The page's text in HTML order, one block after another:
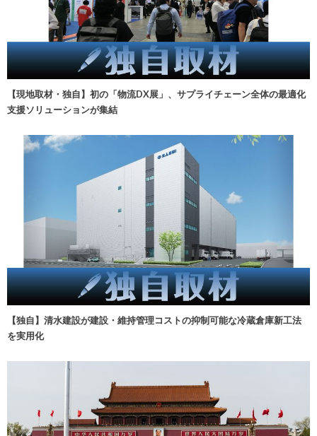
【現地取材・独自】初の「物流DX展」、サプライチェーン全体の最適化
支援ソリューションが集結
【独自】清水建設が建設・維持管理コストの抑制可能な冷蔵倉庫新工法
を実用化